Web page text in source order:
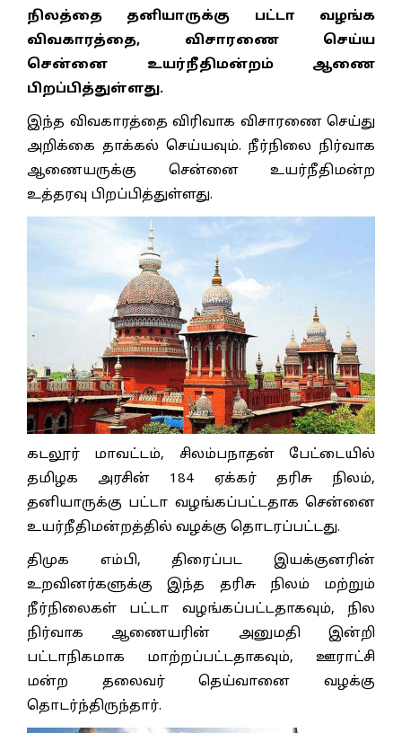
நிலத்தை தனியாருக்கு பட்டா வழங்க
விவகாரத்தை, விசாரணை செய்ய
சென்னை உயர்நீதிமன்றம் ஆணை
பிறப்பித்துள்ளது.
இந்த விவகாரத்தை விரிவாக விசாரணை செய்து
அறிக்கை தாக்கல் செய்யவும். நீர்நிலை நிர்வாக
ஆணையருக்கு சென்னை உயர்நீதிமன்ற
உத்தரவு பிறப்பித்துள்ளது.
கடலூர் மாவட்டம், சிலம்பநாதன் பேட்டையில்
தமிழக அரசின் 184 ஏக்கர் தரிசு நிலம்,
தனியாருக்கு பட்டா வழங்கப்பட்டதாக சென்னை
உயர்நீதிமன்றத்தில் வழக்கு தொடரப்பட்டது.
திமுக எம்பி, திரைப்பட இயக்குனரின்
உறவினர்களுக்கு இந்த தரிசு நிலம் மற்றும்
நீர்நிலைகள் பட்டா வழங்கப்பட்டதாகவும், நில
நிர்வாக ஆணையரின் அனுமதி இன்றி
பட்டாநிகமாக மாற்றப்பட்டதாகவும், ஊராட்சி
மன்ற தலைவர் தெய்வானை வழக்கு
தொடர்ந்திருந்தார்.